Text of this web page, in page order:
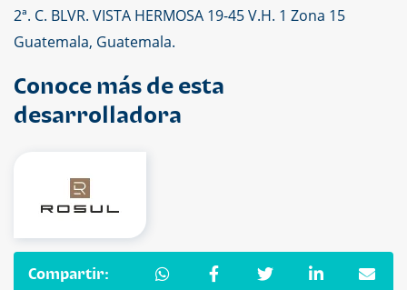
2ª. C. BLVR. VISTA HERMOSA 19-45 V.H. 1 Zona 15
Guatemala, Guatemala.
Conoce más de esta
desarrolladora
Compartir: